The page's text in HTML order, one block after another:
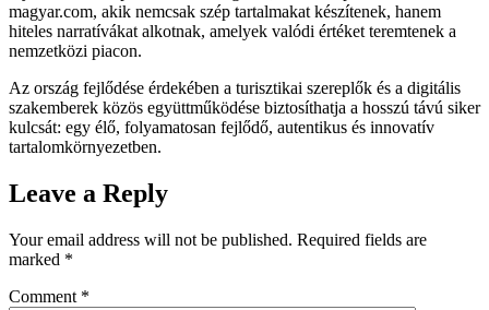
magyar.com, akik nemcsak szép tartalmakat készítenek, hanem
hiteles narratívákat alkotnak, amelyek valódi értéket teremtenek a
nemzetközi piacon.
Az ország fejlődése érdekében a turisztikai szereplők és a digitális
szakemberek közös együttműködése biztosíthatja a hosszú távú siker
kulcsát: egy élő, folyamatosan fejlődő, autentikus és innovatív
tartalomkörnyezetben.
Leave a Reply
Your email address will not be published. Required fields are
marked *
Comment *